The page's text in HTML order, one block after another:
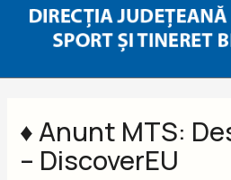
♦ Anunt MTS:
– DiscoverEU